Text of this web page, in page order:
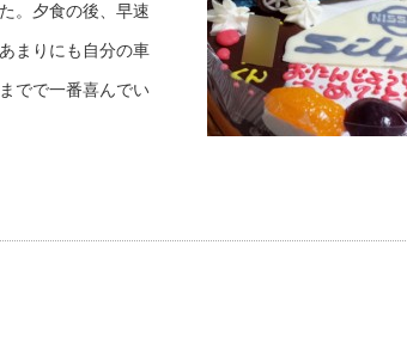
。夕食の後、早速
まりにも自分の車
でで一番喜んでい